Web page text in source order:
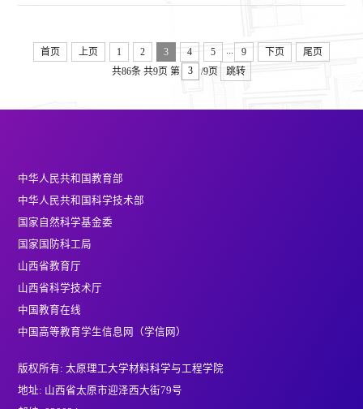
首页 上页 1 2 3 4 5 ... 9 下页
尾页
共86条 共9页 第 /9页 跳转
中华人民共和国教育部
中华人民共和国科学技术部
国家自然科学基金委
国家国防科工局
山西省教育厅
山西省科学技术厅
中国教育在线
中国高等教育学生信息网（学信网）
版权所有: 太原理工大学材料科学与工程学院
地址: 山西省太原市迎泽西大街79号